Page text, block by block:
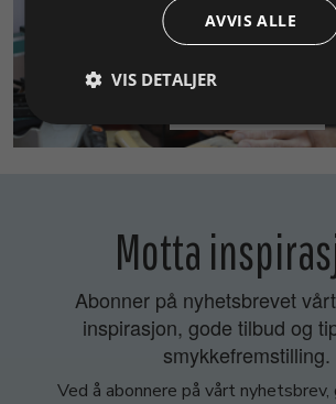
Motta
Abonner på nyhetsbrevet
inspirasjon, gode tilbud og
smykkefremstilling.
Ved å abonnere på vårt
AVVIS ALLE
VIS DETALJER